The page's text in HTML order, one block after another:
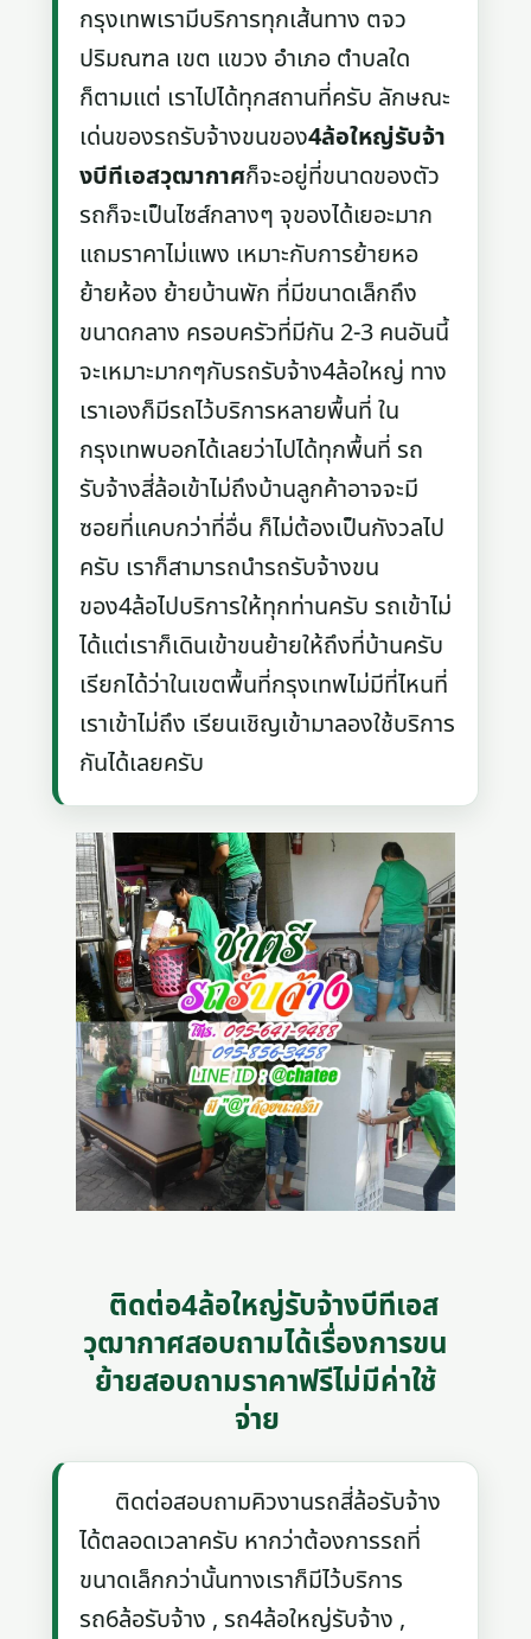
กรุงเทพเรามีบริการทุกเส้นทาง ตจว
ปริมณฑล เขต แขวง อำเภอ ตำบลใด
ก็ตามแต่ เราไปได้ทุกสถานที่ครับ ลักษณะ
เด่นของรถรับจ้างขนของ4ล้อใหญ่รับจ้า
งบีทีเอสวุฒากาศก็จะอยู่ที่ขนาดของตัว
รถก็จะเป็นไซส์กลางๆ จุของได้เยอะมาก
แถมราคาไม่แพง เหมาะกับการย้ายหอ
ย้ายห้อง ย้ายบ้านพัก ที่มีขนาดเล็กถึง
ขนาดกลาง ครอบครัวที่มีกัน 2-3 คนอันนี้
จะเหมาะมากๆกับรถรับจ้าง4ล้อใหญ่ ทาง
เราเองก็มีรถไว้บริการหลายพื้นที่ ใน
กรุงเทพบอกได้เลยว่าไปได้ทุกพื้นที่ รถ
รับจ้างสี่ล้อเข้าไม่ถึงบ้านลูกค้าอาจจะมี
ซอยที่แคบกว่าที่อื่น ก็ไม่ต้องเป็นกังวลไป
ครับ เราก็สามารถนำรถรับจ้างขน
ของ4ล้อไปบริการให้ทุกท่านครับ รถเข้าไม่
ได้แต่เราก็เดินเข้าขนย้ายให้ถึงที่บ้านครับ
เรียกได้ว่าในเขตพื้นที่กรุงเทพไม่มีที่ไหนที่
เราเข้าไม่ถึง เรียนเชิญเข้ามาลองใช้บริการ
กันได้เลยครับ
ติดต่อ4ล้อใหญ่รับจ้างบีทีเอส
วุฒากาศสอบถามได้เรื่องการขน
ย้ายสอบถามราคาฟรีไม่มีค่าใช้
จ่าย
ติดต่อสอบถามคิวงานรถสี่ล้อรับจ้าง
ได้ตลอดเวลาครับ หากว่าต้องการรถที่
ขนาดเล็กกว่านั้นทางเราก็มีไว้บริการ
รถ6ล้อรับจ้าง , รถ4ล้อใหญ่รับจ้าง ,